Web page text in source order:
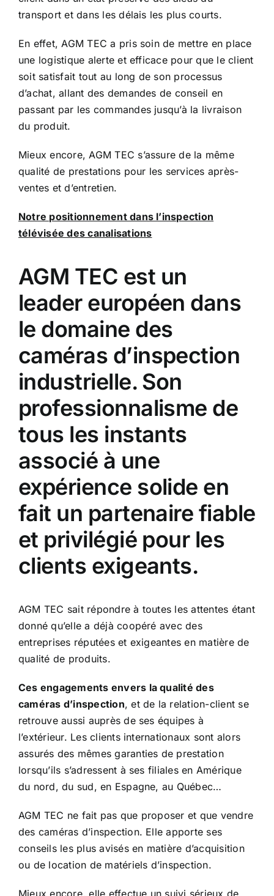
transport et dans les délais les plus courts.
En effet, AGM TEC a pris soin de mettre en place
une logistique alerte et efficace pour que le client
soit satisfait tout au long de son processus
d’achat, allant des demandes de conseil en
passant par les commandes jusqu’à la livraison
du produit.
Mieux encore, AGM TEC s’assure de la même
qualité de prestations pour les services après-
ventes et d’entretien.
Notre positionnement dans l’inspection
télévisée des canalisations
AGM TEC est un
leader européen dans
le domaine des
caméras d’inspection
industrielle. Son
professionnalisme de
tous les instants
associé à une
expérience solide en
fait un partenaire fiable
et privilégié pour les
clients exigeants.
AGM TEC sait répondre à toutes les attentes étant
donné qu’elle a déjà coopéré avec des
entreprises réputées et exigeantes en matière de
qualité de produits.
Ces engagements envers la qualité des
caméras d’inspection, et de la relation-client se
retrouve aussi auprès de ses équipes à
l’extérieur. Les clients internationaux sont alors
assurés des mêmes garanties de prestation
lorsqu’ils s’adressent à ses filiales en Amérique
du nord, du sud, en Espagne, au Québec…
AGM TEC ne fait pas que proposer et que vendre
des caméras d’inspection. Elle apporte ses
conseils les plus avisés en matière d’acquisition
ou de location de matériels d’inspection.
Mieux encore, elle effectue un suivi sérieux de